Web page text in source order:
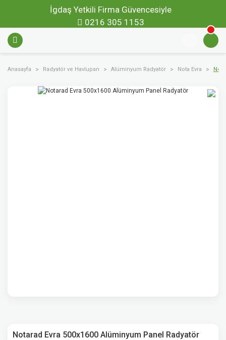
İgdaş Yetkili Firma Güvencesiyle
0216 305 1153
Anasayfa Radyatör ve Havlupan Alüminyum Radyatör Nota Evra
Notarad Evra 500x1600 Alüminyum Panel Radyatör